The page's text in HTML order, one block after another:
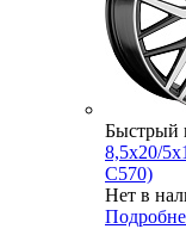
Быстрый
8,5x20/
C570)
Нет в